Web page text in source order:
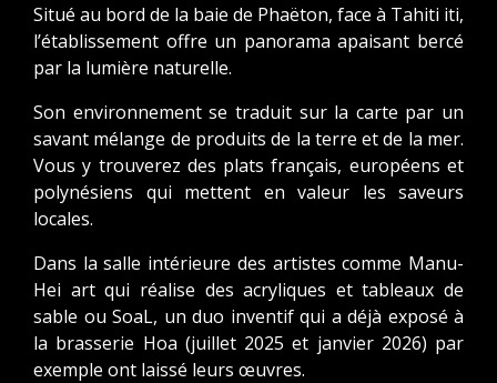
Situé au bord de la baie de Phaëton, face à Tahiti iti,
l’établissement offre un panorama apaisant bercé
par la lumière naturelle.
Son environnement se traduit sur la carte par un
savant mélange de produits de la terre et de la mer.
Vous y trouverez des plats français, européens et
polynésiens qui mettent en valeur les saveurs
locales.
Dans la salle intérieure des artistes comme Manu-
Hei art qui réalise des acryliques et tableaux de
sable ou SoaL, un duo inventif qui a déjà exposé à
la brasserie Hoa (juillet 2025 et janvier 2026) par
exemple ont laissé leurs œuvres.